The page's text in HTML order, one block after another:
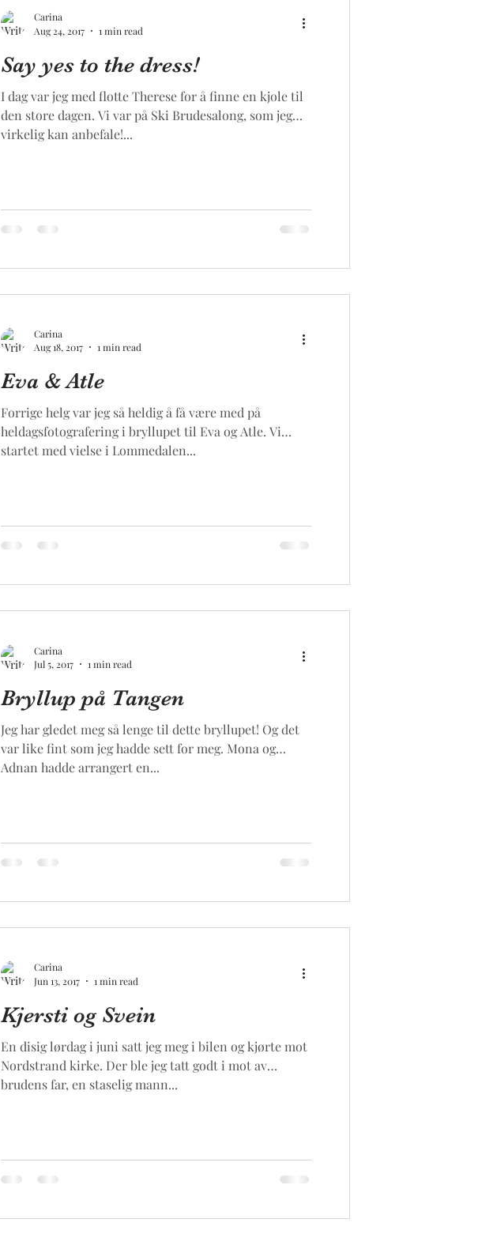
Carina
Aug 24, 2017
1 min read
Say yes to the dress!
I dag var jeg med flotte Therese for å finne en kjole til
den store dagen. Vi var på Ski Brudesalong, som jeg
virkelig kan anbefale!...
Carina
Aug 18, 2017
1 min read
Eva & Atle
Forrige helg var jeg så heldig å få være med på
heldagsfotografering i bryllupet til Eva og Atle. Vi
startet med vielse i Lommedalen...
Carina
Jul 5, 2017
1 min read
Bryllup på Tangen
Jeg har gledet meg så lenge til dette bryllupet! Og det
var like fint som jeg hadde sett for meg. Mona og
Adnan hadde arrangert en...
Carina
Jun 13, 2017
1 min read
Kjersti og Svein
En disig lørdag i juni satt jeg meg i bilen og kjørte mot
Nordstrand kirke. Der ble jeg tatt godt i mot av
brudens far, en staselig mann...